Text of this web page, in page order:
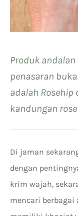
Produk
penasaran
adalah Rosehip
kandungan
Di jaman
dengan
krim wajah,
mencari berbagai